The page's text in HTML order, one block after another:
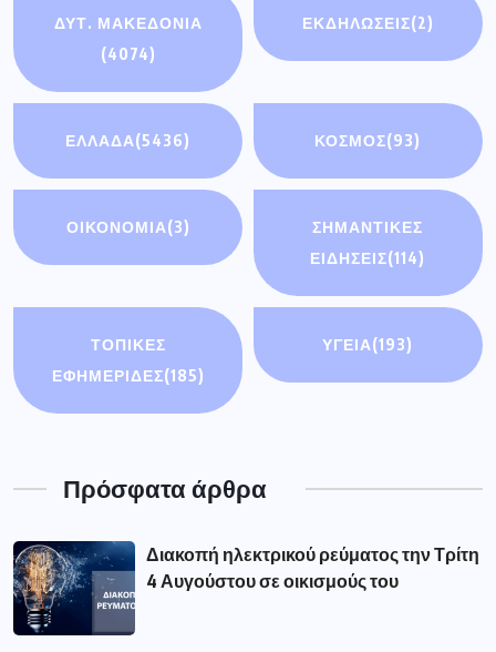
ΔΥΤ. ΜΑΚΕΔΟΝΙΑ
(4074)
ΕΚΔΗΛΩΣΕΙΣ(2)
ΕΛΛΑΔΑ(5436) ΚΟΣΜΟΣ(93)
ΟΙΚΟΝΟΜΊΑ(3)
ΣΗΜΑΝΤΙΚΈΣ
ΕΙΔΉΣΕΙΣ(114)
ΤΟΠΙΚΕΣ
ΕΦΗΜΕΡΙΔΕΣ(185)
ΥΓΕΙΑ(193)
Πρόσφατα άρθρα
Διακοπή ηλεκτρικού ρεύματος την Τρίτη
4 Αυγούστου σε οικισμούς του